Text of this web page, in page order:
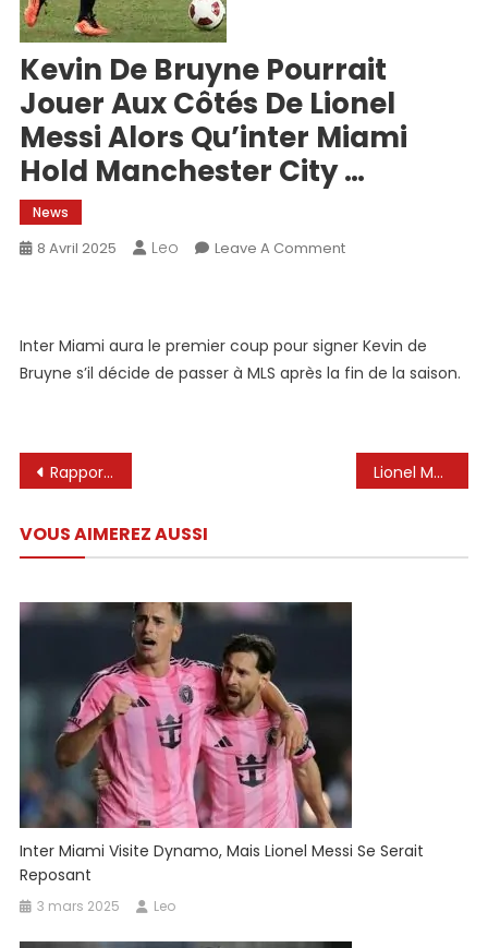
Kevin De Bruyne Pourrait
Jouer Aux Côtés De Lionel
Messi Alors Qu’inter Miami
Hold Manchester City …
News
8 Avril 2025 Leo Leave A CommentOn
Pourrait
Jouer
De
Lionel
Hold
Manchester
Inter Miami aura le premier coup pour signer Kevin de
Bruyne s’il décide de passer à MLS après la fin de la saison.
Navigation
l’article
Rapport: Inter Miami veut associer Lionel Messi à un autre vainqueur de la Ligue des champions sous Pep Guardiola Lionel Messi achète quatre appartements dans la région luxueuse de Miami – le plus haut set à 7,9 millions d’euros
VOUS AIMEREZ AUSSI
Inter Miami Visite Dynamo, Mais Lionel Messi Se Serait
Reposant
3 mars 2025 Leo